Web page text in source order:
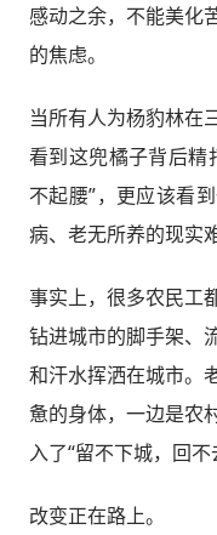
感动之余，不能美化
的焦虑。
当所有人为杨豹林在
看到这兜橘子背后精
不起腰”，更应该看
病、老无所养的现实
事实上，很多农民工
钻进城市的脚手架、
和汗水挥洒在城市。
惫的身体，一边是农
入了“留不下城，回不
改变正在路上。